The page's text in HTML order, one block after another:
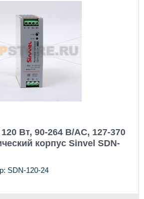
Вт, 90-264 В/AC, 127-370
корпус Sinvel SDN-
SDN-120-24